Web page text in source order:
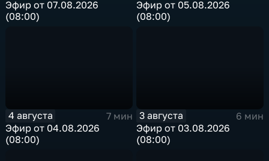
Эфир от 07.08.2026
(08:00)
Эфир от 05.08.2026
(08:00)
4 августа
7 мин
Эфир от 04.08.2026
(08:00)
3 августа
6 мин
Эфир от 03.08.2026
(08:00)